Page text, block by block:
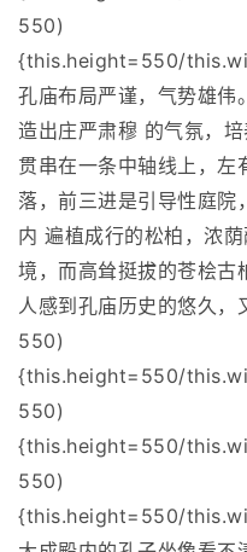
550)
{this.height=550/
孔庙布局严谨，气势雄伟
造出庄严肃穆 的气氛，
贯串在一条中轴线上，左
落，前三进是引导性庭院
内 遍植成行的松柏，浓
境，而高耸挺拔的苍桧古
人感到孔庙历史的悠久，
550)
{this.height=550/
550)
{this.height=550/
550)
{this.height=550/